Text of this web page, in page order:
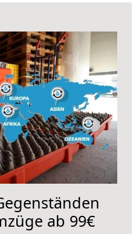
ab 99€